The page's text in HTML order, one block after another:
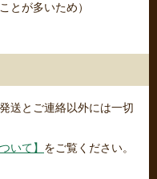
とが多いため）
送とご連絡以外には一切
いて】 をご覧ください。